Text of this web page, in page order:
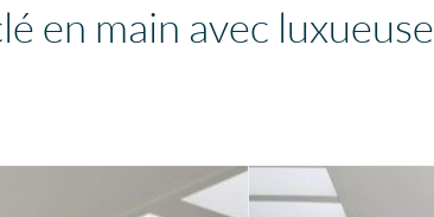
en main avec luxueuse